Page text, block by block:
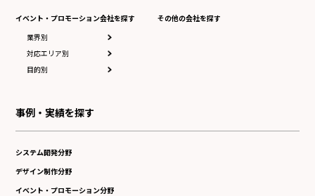
イベント・プロモーション会社を探す
業界別
対応エリア別
目的別
その他の会社を探す
事例・実績を探す
システム開発分野
デザイン制作分野
イベント・プロモーション分野